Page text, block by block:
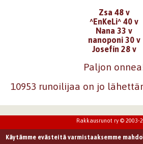
Zsa 48 v
^EnKeLi^ 40 v
Nana 33 v
nanoponi 30 v
Josefín 28 v
Paljon
10953 runoilijaa on jo
Rakkausrunot ry © 2003-
Käytämme evästeitä varmistaaksemme